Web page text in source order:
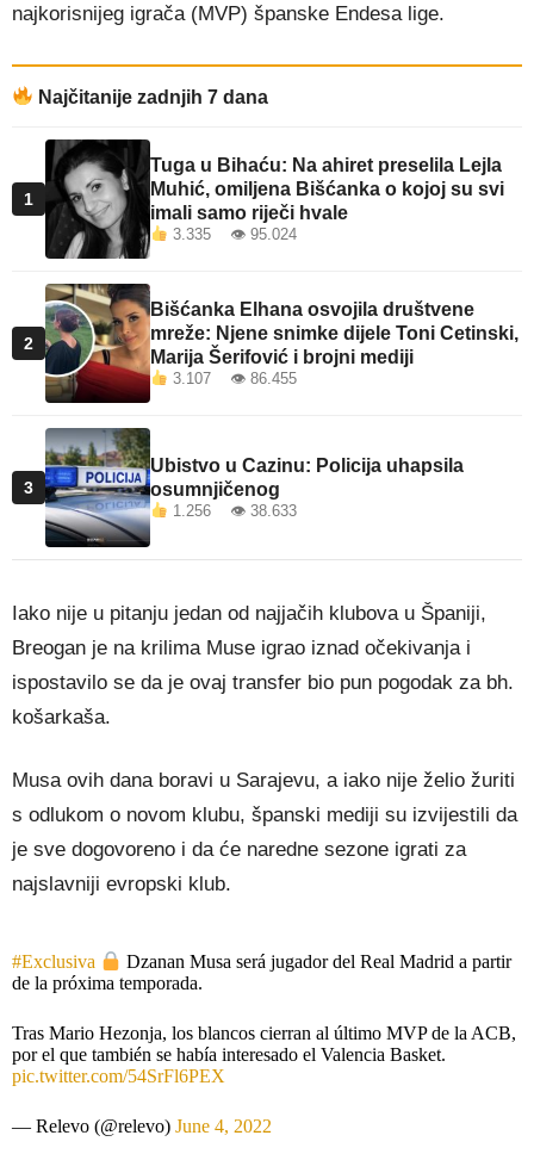
najkorisnijeg igrača (MVP) španske Endesa lige.
Najčitanije zadnjih 7 dana
1
Tuga u Bihaću: Na ahiret preselila Lejla
Muhić, omiljena Bišćanka o kojoj su svi
imali samo riječi hvale
3.335 👁 95.024
2
Bišćanka Elhana osvojila društvene
mreže: Njene snimke dijele Toni Cetinski,
Marija Šerifović i brojni mediji
3.107 👁 86.455
3
Ubistvo u Cazinu: Policija uhapsila
osumnjičenog
1.256 👁 38.633
Iako nije u pitanju jedan od najjačih klubova u Španiji,
Breogan je na krilima Muse igrao iznad očekivanja i
ispostavilo se da je ovaj transfer bio pun pogodak za bh.
košarkaša.
Musa ovih dana boravi u Sarajevu, a iako nije želio žuriti
s odlukom o novom klubu, španski mediji su izvijestili da
je sve dogovoreno i da će naredne sezone igrati za
najslavniji evropski klub.
#Exclusiva
Dzanan Musa será jugador del Real Madrid a partir
de la próxima temporada.
Tras Mario Hezonja, los blancos cierran al último MVP de la ACB,
por el que también se había interesado el Valencia Basket.
pic.twitter.com/54SrFl6PEX
— Relevo (@relevo) June 4, 2022